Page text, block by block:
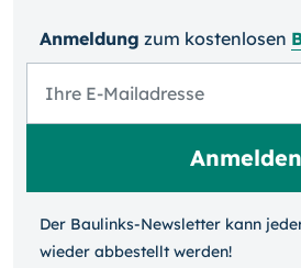
Anmeldung zum kosten­losen
Der Baulinks-Newsletter kann
wieder ab­bestellt werden!